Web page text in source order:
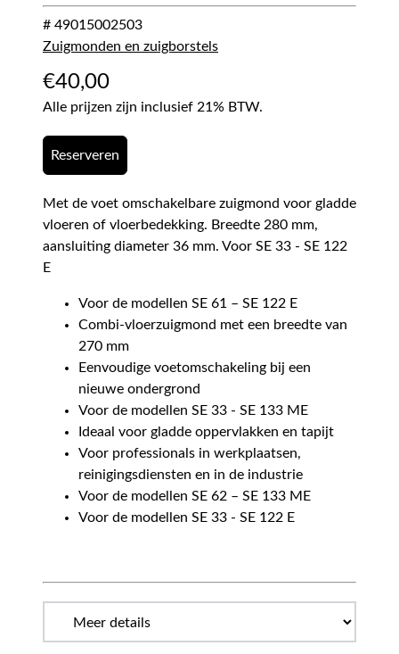
# 49015002503
Zuigmonden en zuigborstels
€40,00
Alle prijzen zijn inclusief 21% BTW.
Reserveren
Met de voet omschakelbare zuigmond voor gladde
vloeren of vloerbedekking. Breedte 280 mm,
aansluiting diameter 36 mm. Voor SE 33 - SE 122
E
Voor de modellen SE 61 – SE 122 E
Combi-vloerzuigmond met een breedte van
270 mm
Eenvoudige voetomschakeling bij een
nieuwe ondergrond
Voor de modellen SE 33 - SE 133 ME
Ideaal voor gladde oppervlakken en tapijt
Voor professionals in werkplaatsen,
reinigingsdiensten en in de industrie
Voor de modellen SE 62 – SE 133 ME
Voor de modellen SE 33 - SE 122 E